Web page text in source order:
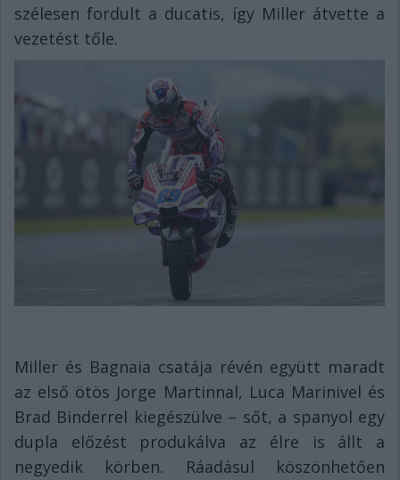
szélesen fordult a ducatis, így Miller átvette a
vezetést tőle.
Miller és Bagnaia csatája révén együtt maradt
az első ötös Jorge Martinnal, Luca Marinivel és
Brad Binderrel kiegészülve – sőt, a spanyol egy
dupla előzést produkálva az élre is állt a
negyedik körben. Ráadásul köszönhetően